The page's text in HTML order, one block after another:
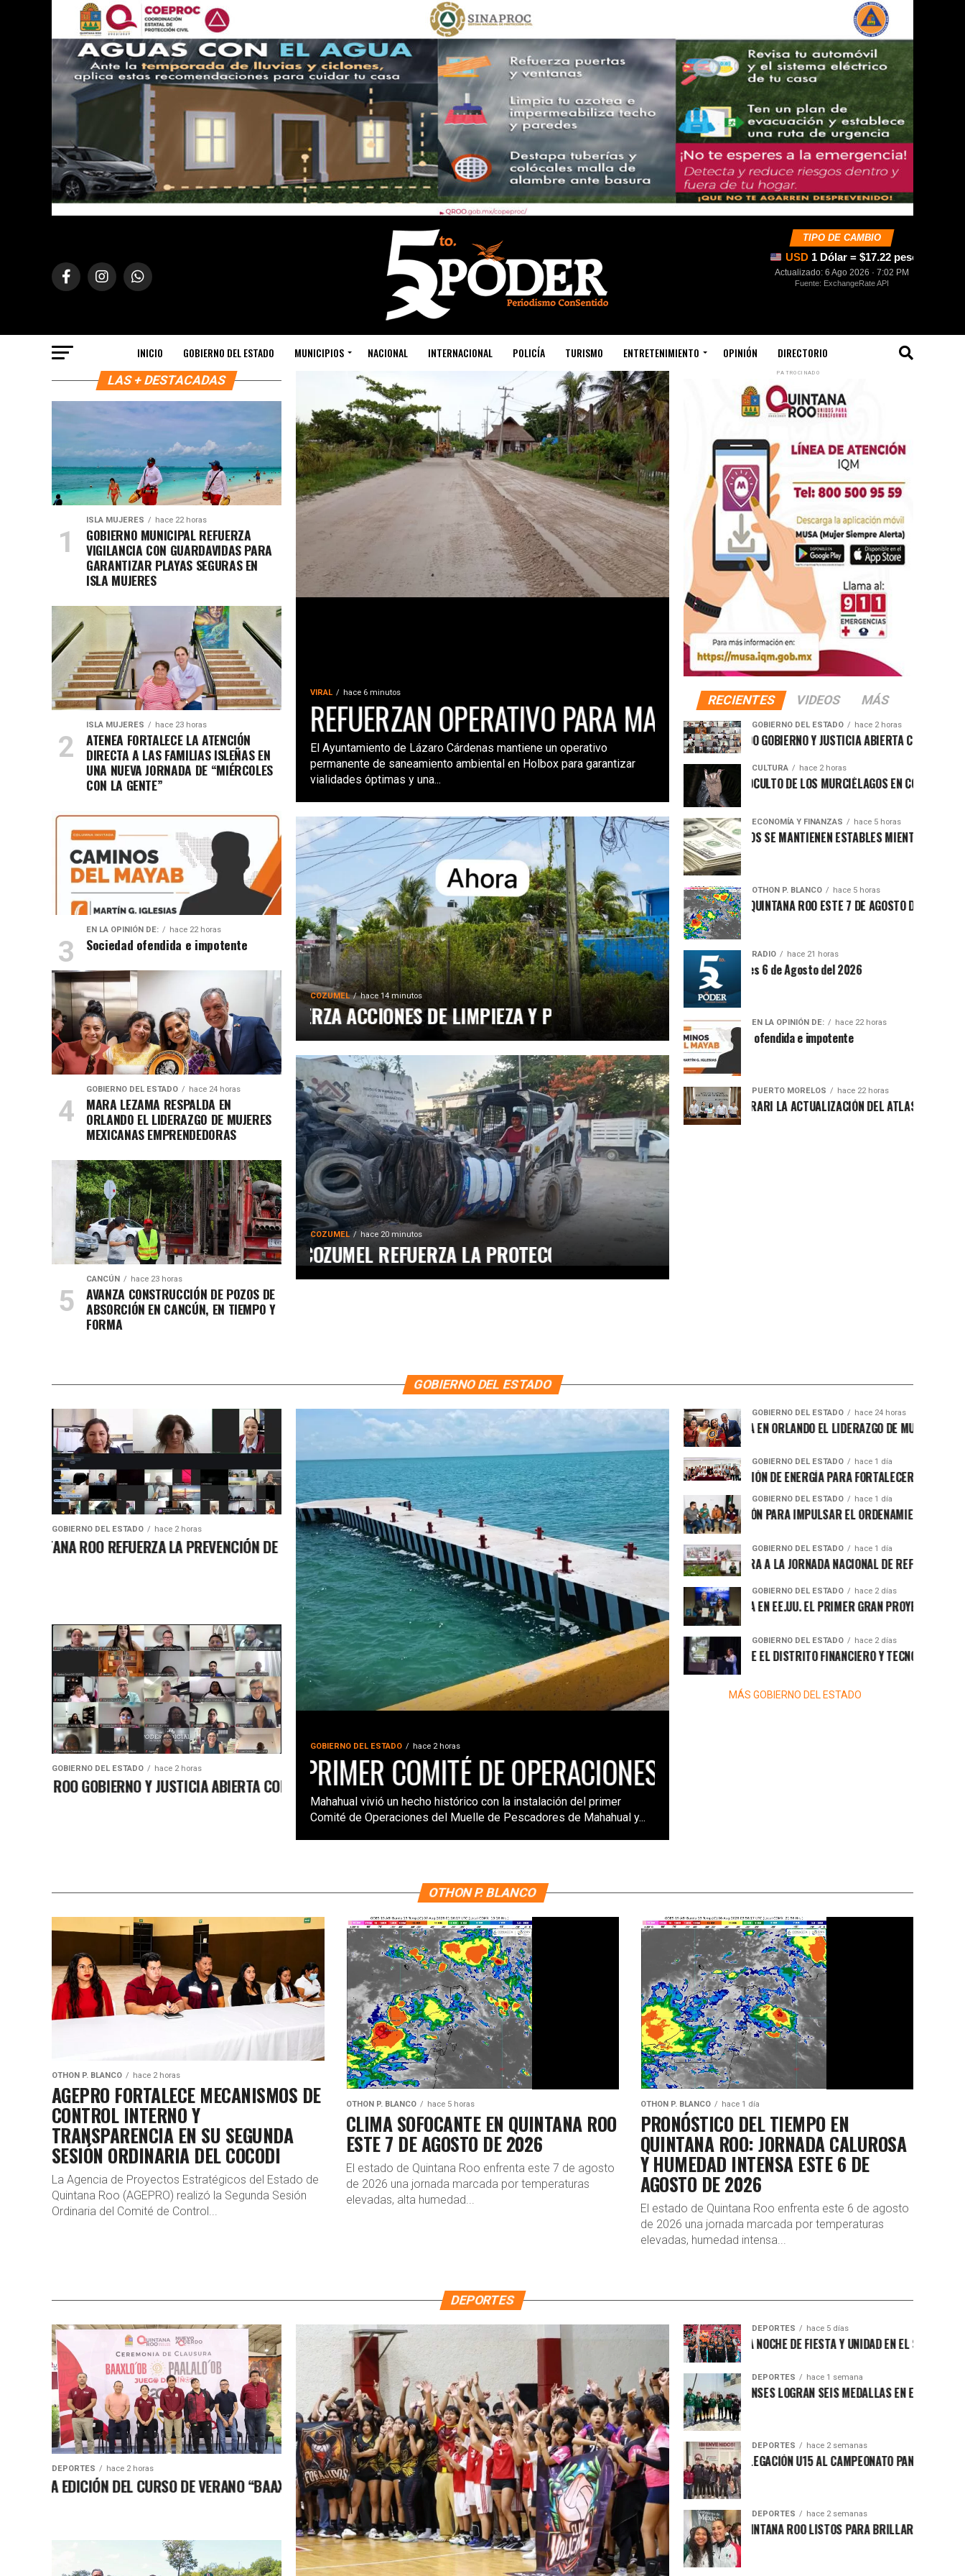
TIPO DE CAMBIO
USD 1 Dólar = $17.22 pesos
Actualizado: 6 Ago 2026 · 7:02 PM
Fuente: ExchangeRate API
INICIO GOBIERNO DEL ESTADO MUNICIPIOS NACIONAL INTERNACIONAL POLICÍA TURISMO ENTRETENIMIENTO OPINIÓN DIRECTORIO
VIRAL hace 6 minutos
BRIGADAS REFUERZAN OPERATIVO PARA MANTENER CALLES
El Ayuntamiento de Lázaro Cárdenas mantiene un operativo
permanente de saneamiento ambiental en Holbox para garantizar
vialidades óptimas y una...
COZUMEL hace 14 minutos
CHACÓN REFUERZA ACCIONES DE LIMPIEZA Y PREVENCIÓN EN LA COLONIA INDEPENDENCIA
COZUMEL hace 20 minutos
GOBIERNO DE COZUMEL REFUERZA LA PROTECCIÓN AMBIENTAL CON EL RETIRO DE 24 TONELADAS DE
LAS + DESTACADAS
ISLA MUJERES hace 22 horas
GOBIERNO MUNICIPAL REFUERZA
VIGILANCIA CON GUARDAVIDAS PARA
GARANTIZAR PLAYAS SEGURAS EN
ISLA MUJERES
ISLA MUJERES hace 23 horas
ATENEA FORTALECE LA ATENCIÓN
DIRECTA A LAS FAMILIAS ISLEÑAS EN
UNA NUEVA JORNADA DE “MIÉRCOLES
CON LA GENTE”
EN LA OPINIÓN DE: hace 22 horas
Sociedad ofendida e impotente
GOBIERNO DEL ESTADO hace 24 horas
MARA LEZAMA RESPALDA EN
ORLANDO EL LIDERAZGO DE MUJERES
MEXICANAS EMPRENDEDORAS
CANCÚN hace 23 horas
AVANZA CONSTRUCCIÓN DE POZOS DE
ABSORCIÓN EN CANCÚN, EN TIEMPO Y
FORMA
PATROCINADO
RECIENTES VIDEOS MÁS
GOBIERNO DEL ESTADO hace 2 horas
IMPULSA QUINTANA ROO GOBIERNO Y JUSTICIA ABIERTA CON CAPACITACIÓN
CULTURA hace 2 horas
DESCUBRE EL MUNDO OCULTO DE LOS MURCIÉLAGOS EN COZUMEL
ECONOMÍA Y FINANZAS hace 5 horas
MERCADOS FINANCIEROS SE MANTIENEN ESTABLES MIENTRAS EL DÓLAR
OTHON P. BLANCO hace 5 horas
CLIMA SOFOCANTE EN QUINTANA ROO ESTE 7 DE AGOSTO DE 2026
RADIO hace 21 horas
Síntesis Matutina Jueves 6 de Agosto del 2026
EN LA OPINIÓN DE: hace 22 horas
Sociedad ofendida e impotente
PUERTO MORELOS hace 22 horas
PRESENTA BLANCA MERARI LA ACTUALIZACIÓN DEL ATLAS DE PELIGROS Y
GOBIERNO DEL ESTADO
GOBIERNO DEL ESTADO hace 2 horas
INSTALAN PRIMER COMITÉ DE OPERACIONES DEL MUELLE DE PESCADORES
Mahahual vivió un hecho histórico con la instalación del primer
Comité de Operaciones del Muelle de Pescadores de Mahahual y...
GOBIERNO DEL ESTADO hace 2 horas
ROO REFUERZA LA PREVENCIÓN DE LA TRATA DE PERSONAS CON CAPACITACIÓN ESPECIALIZADA EN DERECHOS HUMANOS
GOBIERNO DEL ESTADO hace 2 horas
ROO GOBIERNO Y JUSTICIA ABIERTA CON CAPACITACIÓN ESPECIALIZADA
GOBIERNO DEL ESTADO hace 24 horas
MARA LEZAMA RESPALDA EN ORLANDO EL LIDERAZGO DE MUJERES
GOBIERNO DEL ESTADO hace 1 día
INSTALA SEMA LA COMISIÓN DE ENERGÍA PARA FORTALECER LA TRANSICIÓN
GOBIERNO DEL ESTADO hace 1 día
REAFIRMAN COORDINACIÓN PARA IMPULSAR EL ORDENAMIENTO
GOBIERNO DEL ESTADO hace 1 día
QUINTANA ROO SE INTEGRA A LA JORNADA NACIONAL DE REFORESTACIÓN
GOBIERNO DEL ESTADO hace 2 días
MARA LEZAMA CONCRETA EN EE.UU. EL PRIMER GRAN PROYECTO DE
GOBIERNO DEL ESTADO hace 2 días
MARA LEZAMA PROMUEVE EL DISTRITO FINANCIERO Y TECNOLÓGICO DE
MÁS GOBIERNO DEL ESTADO
OTHON P. BLANCO
OTHON P. BLANCO hace 2 horas
AGEPRO FORTALECE MECANISMOS DE
CONTROL INTERNO Y
TRANSPARENCIA EN SU SEGUNDA
SESIÓN ORDINARIA DEL COCODI
La Agencia de Proyectos Estratégicos del Estado de
Quintana Roo (AGEPRO) realizó la Segunda Sesión
Ordinaria del Comité de Control...
OTHON P. BLANCO hace 5 horas
CLIMA SOFOCANTE EN QUINTANA ROO
ESTE 7 DE AGOSTO DE 2026
El estado de Quintana Roo enfrenta este 7 de agosto
de 2026 una jornada marcada por temperaturas
elevadas, alta humedad...
OTHON P. BLANCO hace 1 día
PRONÓSTICO DEL TIEMPO EN
QUINTANA ROO: JORNADA CALUROSA
Y HUMEDAD INTENSA ESTE 6 DE
AGOSTO DE 2026
El estado de Quintana Roo enfrenta este 6 de agosto
de 2026 una jornada marcada por temperaturas
elevadas, humedad intensa...
DEPORTES
DEPORTES hace 2 horas
EDICIÓN DEL CURSO DE VERANO “BAAXLO’OB PAALALO’OB 2026” EN CHETUMAL
DEPORTES hace 5 días
MARA LEZAMA ENCABEZA NOCHE DE FIESTA Y UNIDAD EN EL SEGUNDO JUEGO
DEPORTES hace 1 semana
ATLETAS QUINTANARROENSES LOGRAN SEIS MEDALLAS EN EL
DEPORTES hace 2 semanas
QUINTANA ROO ENVÍA DELEGACIÓN U15 AL CAMPEONATO PANAMERICANO DE
DEPORTES hace 2 semanas
REPRESENTANTES DE QUINTANA ROO LISTOS PARA BRILLAR EN LOS JUEGOS